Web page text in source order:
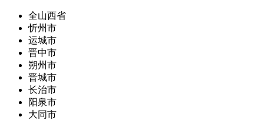
全山西省
忻州市
运城市
晋中市
朔州市
晋城市
长治市
阳泉市
大同市